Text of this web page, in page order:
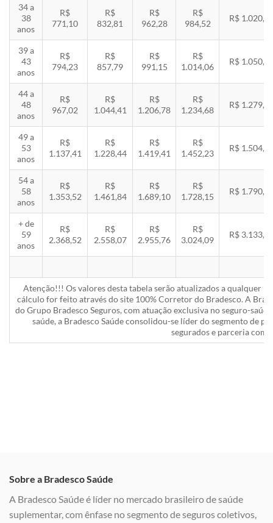
34 a
38
anos
R$
771,10
R$
832,81
R$
962,28
R$
984,52
R$
39 a
43
anos
R$
794,23
R$
857,79
R$
991,15
R$
1.014,06
R$
44 a
48
anos
R$
967,02
R$
1.044,41
R$
1.206,78
R$
1.234,68
R$
49 a
53
anos
R$
1.137,41
R$
1.228,44
R$
1.419,41
R$
1.452,23
R$
54 a
58
anos
R$
1.353,52
R$
1.461,84
R$
1.689,10
R$
1.728,15
R$
+ de
59
anos
R$
2.368,52
R$
2.558,07
R$
2.955,76
R$
3.024,09
R$
Atenção!!! Os valores desta tabela serão atualizados a qualquer
cálculo for feito através do site 100% Corretor do Bradesco. A
do Grupo Bradesco Seguros, com atuação exclusiva no seguro-
saúde, a Bradesco Saúde consolidou-se líder do segmento de
segurados e parceria com
Sobre a Bradesco Saúde
A Bradesco Saúde é líder no mercado brasileiro de saúde
suplementar, com ênfase no segmento de seguros coletivos,